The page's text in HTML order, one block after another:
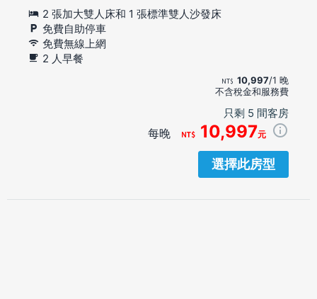
2 張加大雙人床和 1 張標準雙人沙發床
免費自助停車
免費無線上網
2 人早餐
10,997/1 晚
不含稅金和服務費
只剩 5 間客房
每晚 10,997元
選擇此房型